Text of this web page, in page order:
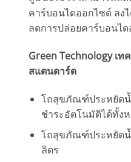
คาร์บอนไดออกไซด์ ลงไ
ลดการปล่อยคาร์บอนไ
Green Technology เท
สแตนดาร์ด
โถสุขภัณฑ์ประหยัดน้
ชำระอัตโนมัติได้ทั้ง
โถสุขภัณฑ์ประหยัดน้
ลิตร